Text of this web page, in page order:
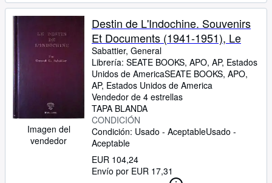
Imagen del
vendedor
Destin de L'Indochine. Souvenirs
Et Documents (1941-1951), Le
Sabattier, General
Librería: SEATE BOOKS, APO, AP, Estados
Unidos de AmericaSEATE BOOKS, APO,
AP, Estados Unidos de America
Vendedor de 4 estrellas
TAPA BLANDA
CONDICIÓN
Condición: Usado - AceptableUsado -
Aceptable
EUR 104,24
Envío por EUR 17,31